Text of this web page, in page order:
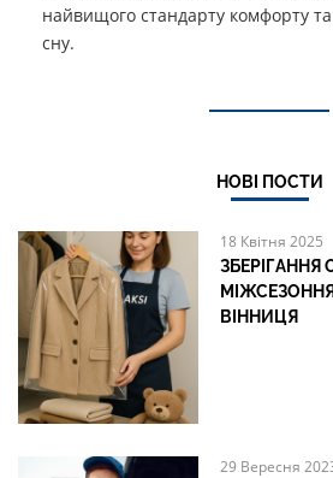
найвищого стандарту комфорту
сну.
НОВІ ПОСТИ
18 Квітня 2025
ЗБЕРІГАННЯ
ВІННИЦЯ
29 Вересня